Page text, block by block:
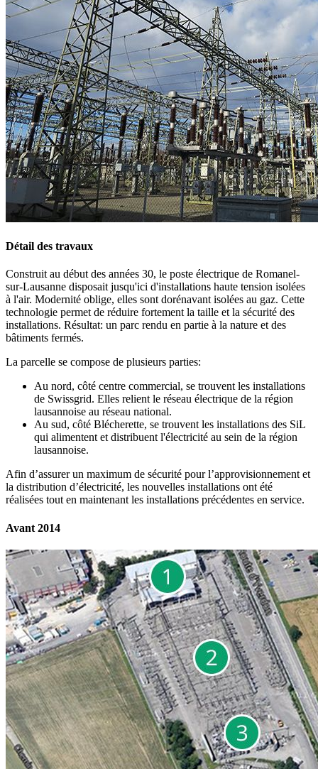
Détail des travaux
Construit au début des années 30, le poste électrique de Romanel-
sur-Lausanne disposait jusqu'ici d'installations haute tension isolées
à l'air. Modernité oblige, elles sont dorénavant isolées au gaz. Cette
technologie permet de réduire fortement la taille et la sécurité des
installations. Résultat: un parc rendu en partie à la nature et des
bâtiments fermés.
La parcelle se compose de plusieurs parties:
Au nord, côté centre commercial, se trouvent les installations
de Swissgrid. Elles relient le réseau électrique de la région
lausannoise au réseau national.
Au sud, côté Blécherette, se trouvent les installations des SiL
qui alimentent et distribuent l'électricité au sein de la région
lausannoise.
Afin d’assurer un maximum de sécurité pour l’approvisionnement et
la distribution d’électricité, les nouvelles installations ont été
réalisées tout en maintenant les installations précédentes en service.
Avant 2014